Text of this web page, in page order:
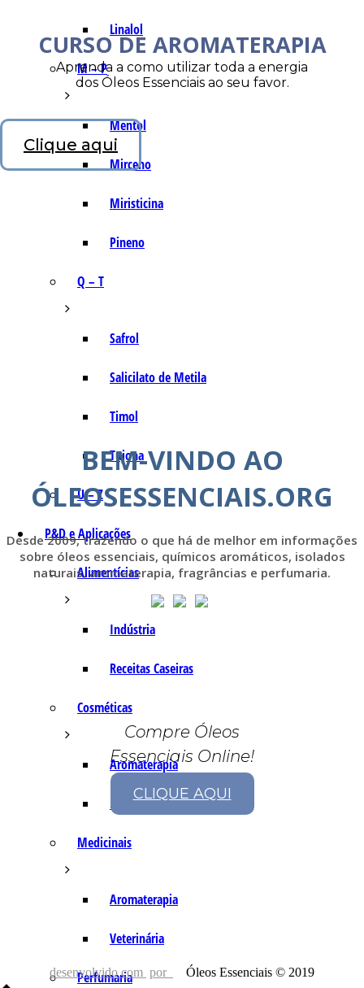
Linalol
M – P
Mentol
Mirceno
Miristicina
Pineno
Q – T
Safrol
Salicilato de Metila
Timol
Tujona
U – Z
P&D e Aplicações
Alimentícias
Indústria
Receitas Caseiras
Cosméticas
Aromaterapia
Fórmulas Caseiras
Medicinais
Aromaterapia
Veterinária
Perfumaria
CURSO DE AROMATERAPIA
Aprenda a como utilizar toda a energia
dos Óleos Essenciais ao seu favor.
Clique aqui
BEM-VINDO AO
ÓLEOSESSENCIAIS.ORG
Desde 2009, trazendo o que há de melhor em informações
sobre óleos essenciais, químicos aromáticos, isolados
naturais, aromaterapia, fragrâncias e perfumaria.
Compre Óleos
Essenciais Online!
CLIQUE AQUI
desenvolvido com por Óleos Essenciais © 2019